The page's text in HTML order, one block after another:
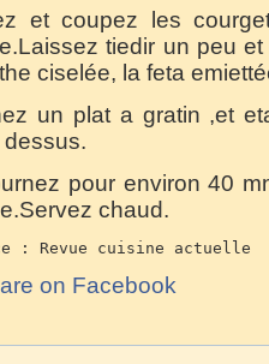
et coupez les
tiedir un peu
ciselée, la feta
un plat a gratin ,et
dessus.
pour environ 40
chaud.
: Revue cuisine actuelle
on Facebook